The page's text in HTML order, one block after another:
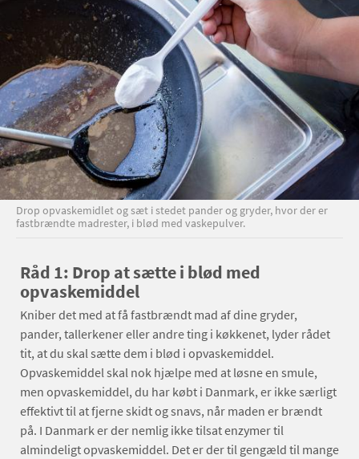
Drop opvaskemidlet og sæt i stedet pander og gryder, hvor der er
fastbrændte madrester, i blød med vaskepulver.
Råd 1: Drop at sætte i blød med
opvaskemiddel
Kniber det med at få fastbrændt mad af dine gryder,
pander, tallerkener eller andre ting i køkkenet, lyder rådet
tit, at du skal sætte dem i blød i opvaskemiddel.
Opvaskemiddel skal nok hjælpe med at løsne en smule,
men opvaskemiddel, du har købt i Danmark, er ikke særligt
effektivt til at fjerne skidt og snavs, når maden er brændt
på. I Danmark er der nemlig ikke tilsat enzymer til
almindeligt opvaskemiddel. Det er der til gengæld til mange